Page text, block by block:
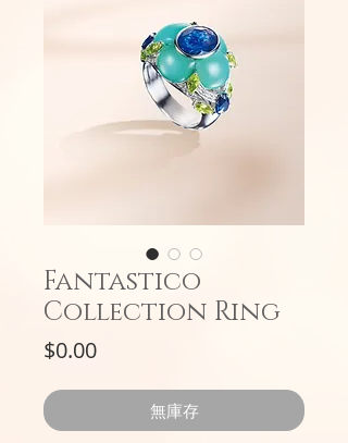
Fantastico
Collection Ring
$0.00價
無庫存